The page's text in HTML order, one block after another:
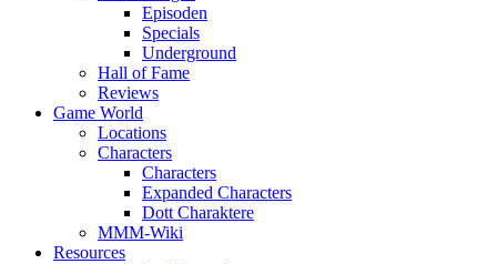
Episoden
Specials
Underground
Hall of Fame
Reviews
Game World
Locations
Characters
Characters
Expanded Characters
Dott Charaktere
MMM-Wiki
Resources